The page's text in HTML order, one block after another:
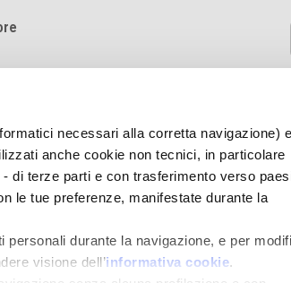
necessari alla corretta navigazione)
anche cookie non tecnici, in particolare
di terze parti e con trasferimento verso
le tue preferenze, manifestate durante la
durante la navigazione, e per
visione dell’informativa cookie.
al Registro
1327444